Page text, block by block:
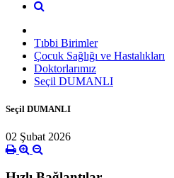
Tıbbi Birimler
Çocuk Sağlığı ve Hastalıkları
Doktorlarımız
Seçil DUMANLI
Seçil DUMANLI
02 Şubat 2026